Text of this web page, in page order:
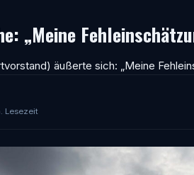
„Meine
äußerte sich: „Meine
Lesezeit